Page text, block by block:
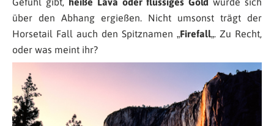
über den Abhang ergießen. Nicht umsonst trägt der
Horsetail Fall auch den Spitznamen „Firefall„. Zu Recht,
oder was meint ihr?